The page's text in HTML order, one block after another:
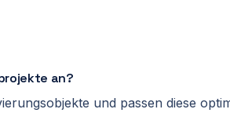
an?
und passen diese